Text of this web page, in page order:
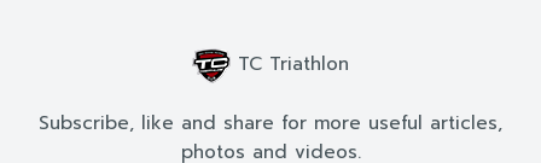
TC Triathlon
Subscribe, like and share for more useful articles,
photos and videos.